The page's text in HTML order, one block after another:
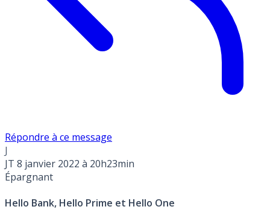
Répondre à ce message
J
JT 8 janvier 2022 à 20h23min
Épargnant
Hello Bank, Hello Prime et Hello One